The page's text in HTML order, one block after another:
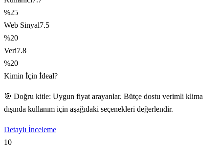
%25
Web Sinyal7.5
%20
Veri7.8
%20
Kimin İçin İdeal?
🎯 Doğru kitle: Uygun fiyat arayanlar. Bütçe dostu verimli klima
dışında kullanım için aşağıdaki seçenekleri değerlendir.
Detaylı İnceleme
10